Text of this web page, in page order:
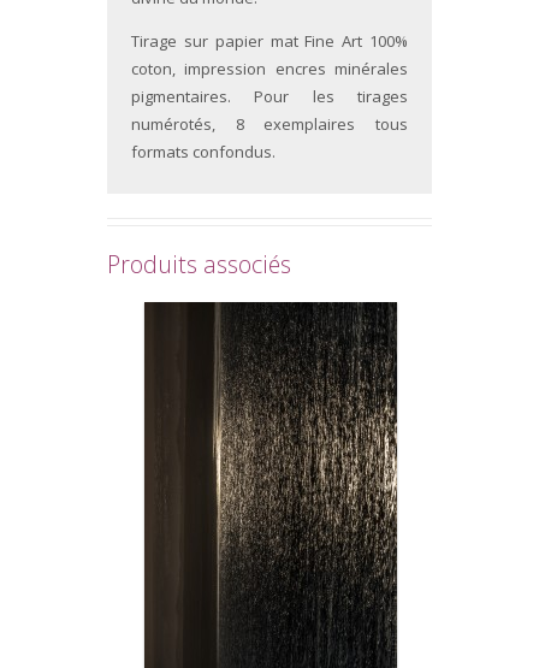
Tirage sur papier mat Fine Art 100%
coton, impression encres minérales
pigmentaires. Pour les tirages
numérotés, 8 exemplaires tous
formats confondus.
Produits associés